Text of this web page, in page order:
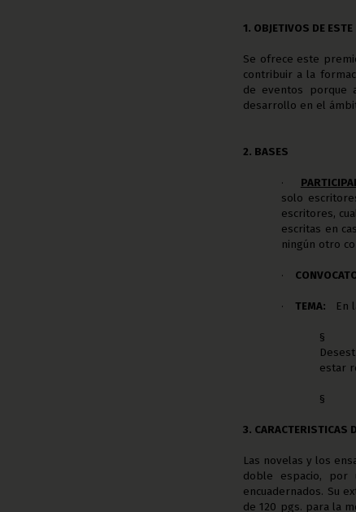
1. OBJETIVOS DE
Se ofrece este
contribuir a la
de eventos porque
desarrollo en el
2. BASES
·
solo
escritores,
escritas en
ningún otro
·
· TEMA: En
§
estar
§
3. CARACTERISTICAS
Las novelas y los
doble espacio, por
encuadernados. Su
de 120 pgs. para la